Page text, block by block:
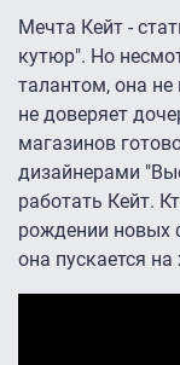
Мечта Кейт -
кутюр". Но
талантом, она
не доверяет
магазинов
дизайнерами
работать Кейт.
рождении новых
она пускается на